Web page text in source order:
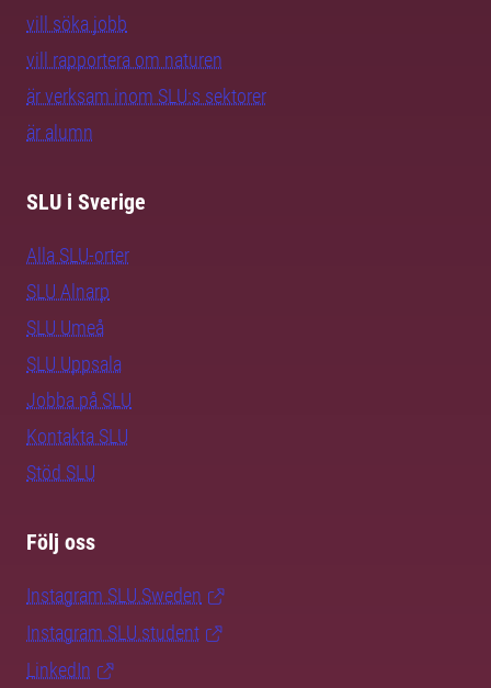
vill söka jobb
vill rapportera om naturen
är verksam inom SLU:s sektorer
är alumn
SLU i Sverige
Alla SLU-orter
SLU Alnarp
SLU Umeå
SLU Uppsala
Jobba på SLU
Kontakta SLU
Stöd SLU
Följ oss
Instagram SLU.Sweden
Instagram SLU.student
LinkedIn